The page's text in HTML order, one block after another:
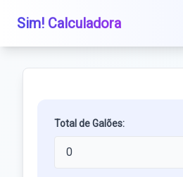
Sim! Calculadora
Total de Galões: